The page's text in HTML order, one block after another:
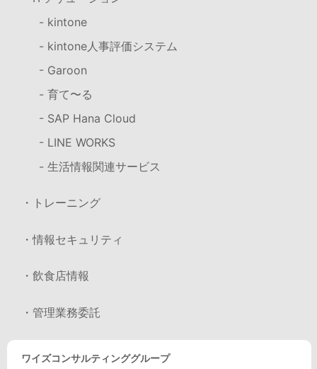
- kintone
- kintone人事評価システム
- Garoon
- 育て〜る
- SAP Hana Cloud
- LINE WORKS
- 生活情報関連サービス
・トレーニング
・情報セキュリティ
・飲食店情報
・管理業務委託
ワイズコンサルティンググループ